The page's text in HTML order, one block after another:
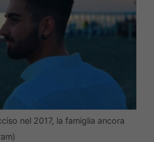
nel 2017, la famiglia ancora